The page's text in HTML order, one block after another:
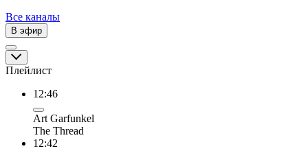
Все каналы
В эфир
Плейлист
12:46
Art Garfunkel
The Thread
12:42